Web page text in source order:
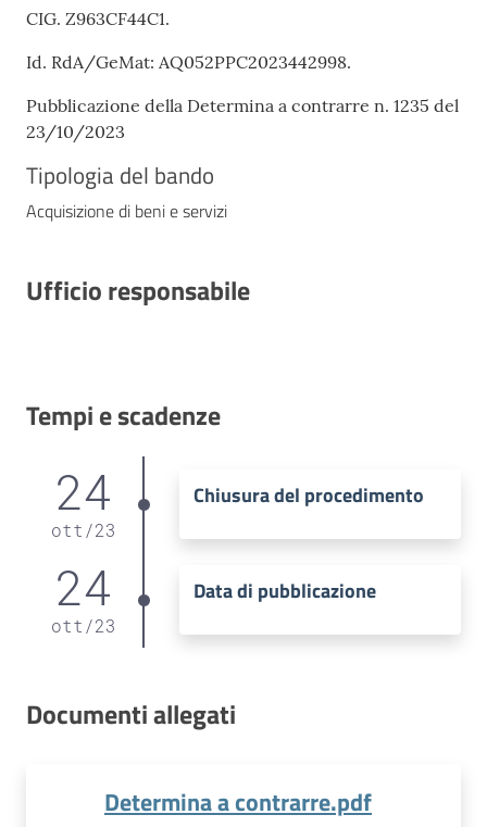
CIG. Z963CF44C1.
Id. RdA/GeMat: AQ052PPC2023442998.
Pubblicazione della Determina a contrarre n. 1235 del
23/10/2023
Tipologia del bando
Acquisizione di beni e servizi
Ufficio responsabile
Tempi e scadenze
24
ott /23
Chiusura del procedimento
24
ott /23
Data di pubblicazione
Documenti allegati
Determina a contrarre.pdf